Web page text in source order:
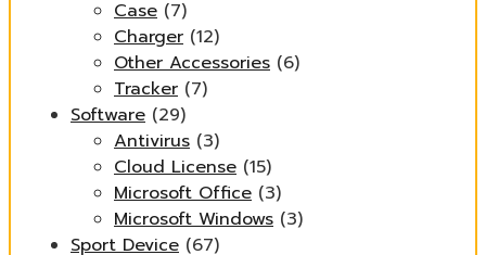
Case (7)
Charger (12)
Other Accessories (6)
Tracker (7)
Software (29)
Antivirus (3)
Cloud License (15)
Microsoft Office (3)
Microsoft Windows (3)
Sport Device (67)